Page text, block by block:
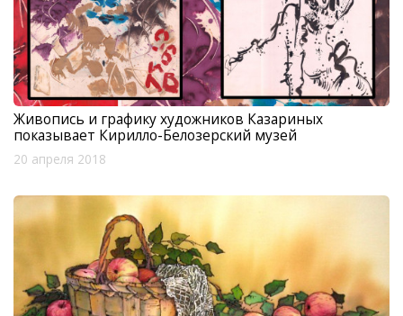
Живопись и графику художников Казариных
показывает Кирилло-Белозерский музей
20 апреля 2018